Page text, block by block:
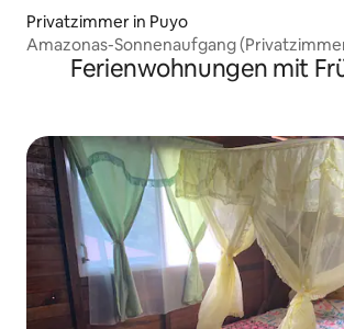
Privatzimmer in Puyo
Amazonas-Sonnenaufgang
Ferienwohnungen mit